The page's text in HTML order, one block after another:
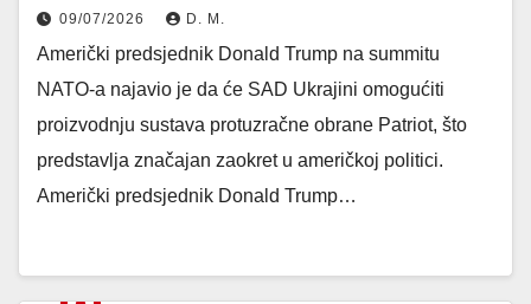
09/07/2026 D. M.
Američki predsjednik Donald Trump na summitu
NATO-a najavio je da će SAD Ukrajini omogućiti
proizvodnju sustava protuzračne obrane Patriot, što
predstavlja značajan zaokret u američkoj politici.
Američki predsjednik Donald Trump…